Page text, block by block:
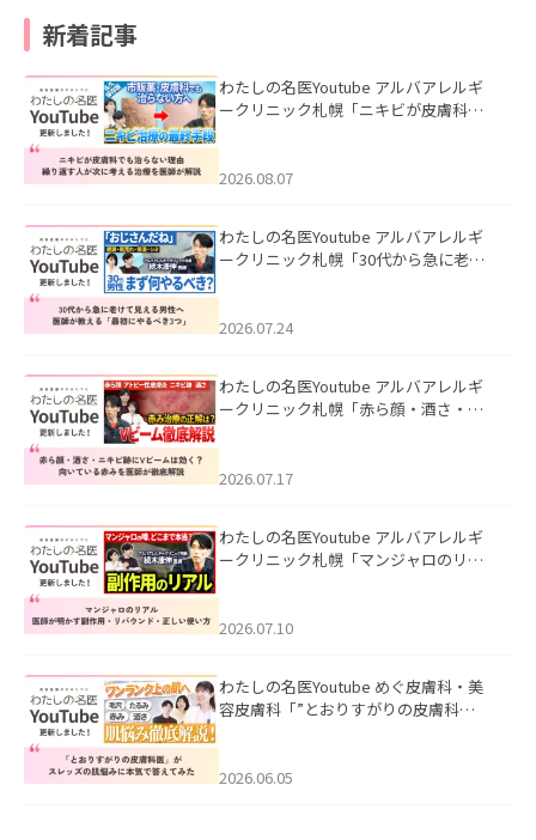
新着記事
わたしの名医Youtube アルバアレルギ
ークリニック札幌「ニキビが皮膚科で
ました。
2026.08.07
わたしの名医Youtube アルバアレルギ
ークリニック札幌「30代から急に老け
た。
2026.07.24
わたしの名医Youtube アルバアレルギ
ークリニック札幌「赤ら顔・酒さ・ニ
した。
2026.07.17
わたしの名医Youtube アルバアレルギ
ークリニック札幌「マンジャロのリア
た。
2026.07.10
わたしの名医Youtube めぐ皮膚科・美
容皮膚科「”とおりすがりの皮膚科
2026.06.05